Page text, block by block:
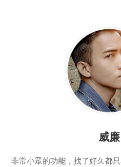
威廉
非常小眾的功能，找了好久都